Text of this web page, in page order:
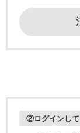
②ログインして